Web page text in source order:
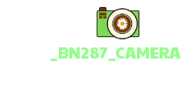
_BN287_CAMERA